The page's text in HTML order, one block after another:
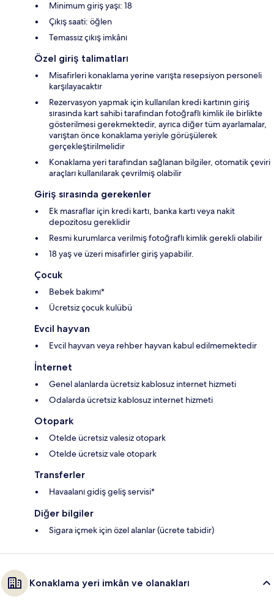
Minimum giriş yaşı: 18
Çıkış saati: öğlen
Temassız çıkış imkânı
Özel giriş talimatları
Misafirleri konaklama yerine varışta resepsiyon personeli
karşılayacaktır
Rezervasyon yapmak için kullanılan kredi kartının giriş
sırasında kart sahibi tarafından fotoğraflı kimlik ile birlikte
gösterilmesi gerekmektedir, ayrıca diğer tüm ayarlamalar,
varıştan önce konaklama yeriyle görüşülerek
gerçekleştirilmelidir
Konaklama yeri tarafından sağlanan bilgiler, otomatik çeviri
araçları kullanılarak çevrilmiş olabilir
Giriş sırasında gerekenler
Ek masraflar için kredi kartı, banka kartı veya nakit
depozitosu gereklidir
Resmi kurumlarca verilmiş fotoğraflı kimlik gerekli olabilir
18 yaş ve üzeri misafirler giriş yapabilir.
Çocuk
Bebek bakımı*
Ücretsiz çocuk kulübü
Evcil hayvan
Evcil hayvan veya rehber hayvan kabul edilmemektedir
İnternet
Genel alanlarda ücretsiz kablosuz internet hizmeti
Odalarda ücretsiz kablosuz internet hizmeti
Otopark
Otelde ücretsiz valesiz otopark
Otelde ücretsiz vale otopark
Transferler
Havaalanı gidiş geliş servisi*
Diğer bilgiler
Sigara içmek için özel alanlar (ücrete tabidir)
Konaklama yeri imkân ve olanakları